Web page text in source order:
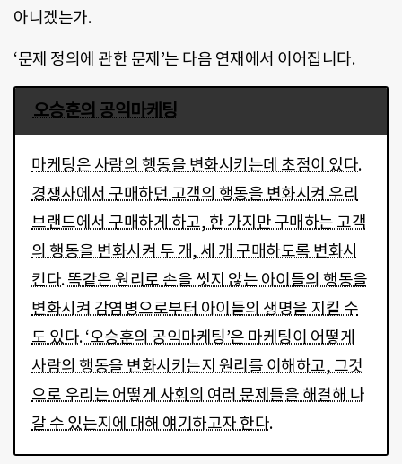
아니겠는가.
‘문제 정의에 관한 문제 ’는 다음 연재에서 이어집니다.
오승훈의 공익마케팅
마케팅은 사람의 행동을 변화시키는데 초점이 있다.
경쟁사에서 구매하던 고객의 행동을 변화시켜 우리
브랜드에서 구매하게 하고, 한 가지만 구매하는 고객
의 행동을 변화시켜 두 개, 세 개 구매하도록 변화시
킨다. 똑같은 원리로 손을 씻지 않는 아이들의 행동을
변화시켜 감염병으로부터 아이들의 생명을 지킬 수
도 있다. ‘오승훈의 공익마케팅’은 마케팅이 어떻게
사람의 행동을 변화시키는지 원리를 이해하고, 그것
으로 우리는 어떻게 사회의 여러 문제들을 해결해 나
갈 수 있는지에 대해 얘기하고자 한다.